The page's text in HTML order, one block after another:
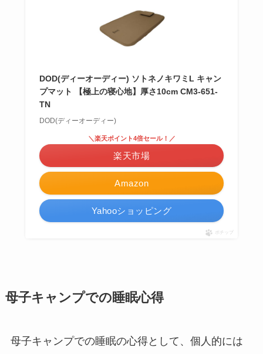
DOD(ディーオーディー) ソトネノキワミL キャン
プマット 【極上の寝心地】厚さ10cm CM3-651-
TN
DOD(ディーオーディー)
Amazon
＼楽天ポイント4倍セール！／
楽天市場
Yahooショッピング
ポチップ
母子キャンプでの睡眠心得
母子キャンプでの睡眠の心得として、個人的には